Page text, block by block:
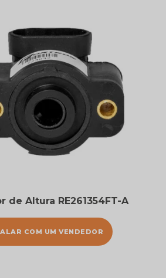
de Altura RE261354FT-A
COM UM VENDEDOR